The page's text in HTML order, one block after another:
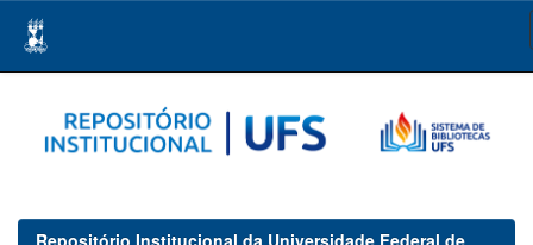
navigation
Repositório Institucional da Universidade Federal de